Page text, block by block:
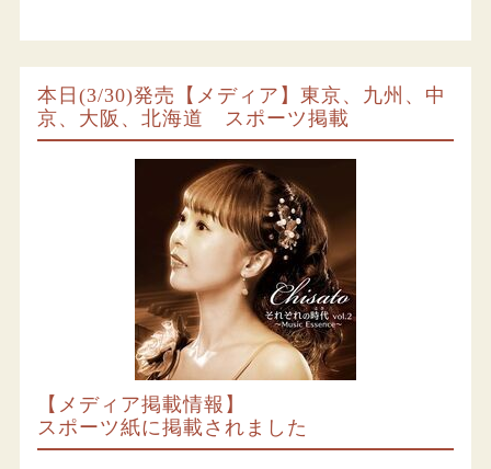
本日(3/30)発売【メディア】東京、九州、中
京、大阪、北海道 スポーツ掲載
【メディア掲載情報】
スポーツ紙に掲載されました